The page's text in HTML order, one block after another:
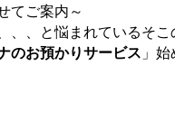
てご案内～
、、と悩まれているそこ
のお預かりサービス 」